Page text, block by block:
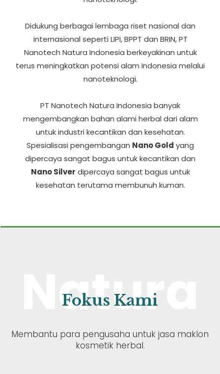
Didukung berbagai lembaga riset nasional dan
internasional seperti LIPI, BPPT dan BRIN, PT
Nanotech Natura Indonesia berkeyakinan untuk
terus meningkatkan potensi alam Indonesia melalui
nanoteknologi.
PT Nanotech Natura Indonesia banyak
mengembangkan bahan alami herbal dari alam
untuk industri kecantikan dan kesehatan.
Spesialisasi pengembangan Nano Gold yang
dipercaya sangat bagus untuk kecantikan dan
Nano Silver dipercaya sangat bagus untuk
kesehatan terutama membunuh kuman.
Natura
Fokus Kami
Membantu para pengusaha untuk jasa maklon
kosmetik herbal.